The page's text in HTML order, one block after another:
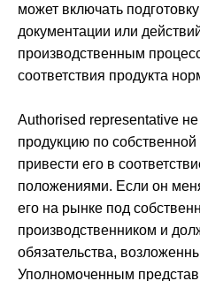
может включать
документации или
производственным
соответствия продукта
Authorised representative
продукцию по
привести его в
положениями. Если он
его на рынке под
производственником и
обязательства,
Уполномоченным